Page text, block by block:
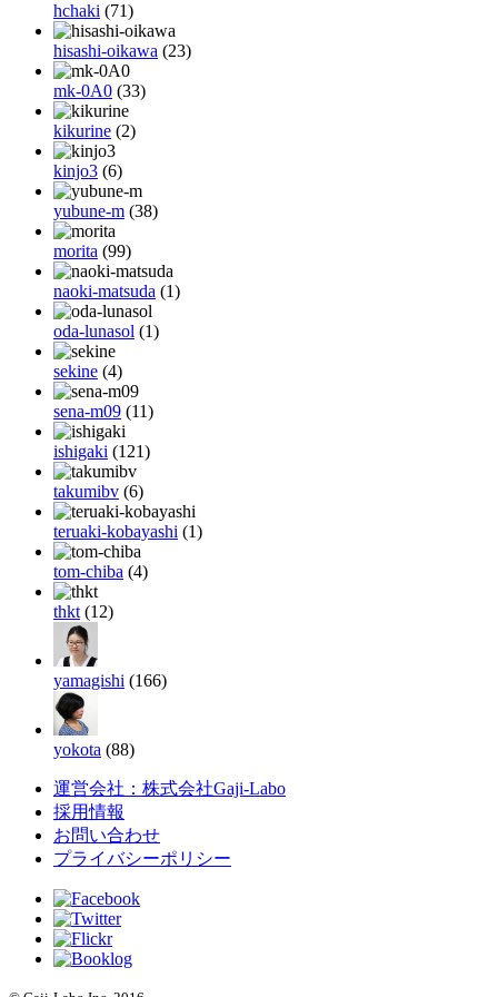
hchaki (71)
hisashi-oikawa (23)
mk-0A0 (33)
kikurine (2)
kinjo3 (6)
yubune-m (38)
morita (99)
naoki-matsuda (1)
oda-lunasol (1)
sekine (4)
sena-m09 (11)
ishigaki (121)
takumibv (6)
teruaki-kobayashi (1)
tom-chiba (4)
thkt (12)
yamagishi (166)
yokota (88)
運営会社：株式会社Gaji-Labo
採用情報
お問い合わせ
プライバシーポリシー